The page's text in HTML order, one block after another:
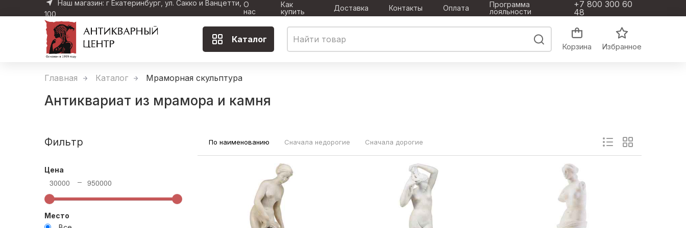
Наш магазин: г Екатеринбург, ул. Сакко и Ванцетти,
100
О
нас
Как
купить
Доставка Контакты Оплата
Программа
лояльности
+7 800 300 60
48
Каталог
Корзина Избранное
Главная Каталог Мраморная скульптура
Антиквариат из мрамора и камня
Фильтр
Цена
30000 950000
Место
По наименованию Сначала недорогие Сначала дорогие